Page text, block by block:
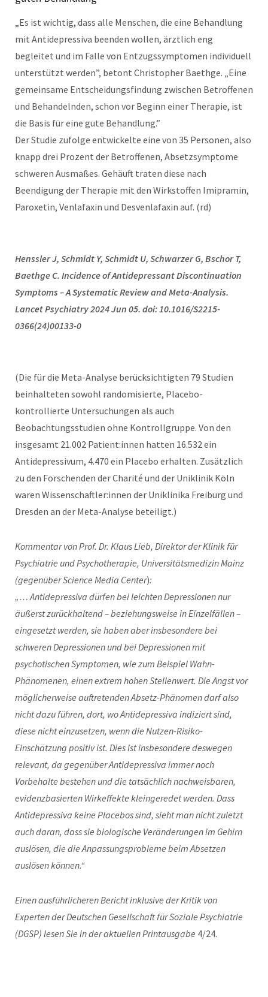
„Es ist wichtig, dass alle Menschen, die eine Behandlung
mit Antidepressiva beenden wollen, ärztlich eng
begleitet und im Falle von Entzugssymptomen individuell
unterstützt werden”, betont Christopher Baethge. „Eine
gemeinsame Entscheidungsfindung zwischen Betroffenen
und Behandelnden, schon vor Beginn einer Therapie, ist
die Basis für eine gute Behandlung.”
Der Studie zufolge entwickelte eine von 35 Personen, also
knapp drei Prozent der Betroffenen, Absetzsymptome
schweren Ausmaßes. Gehäuft traten diese nach
Beendigung der Therapie mit den Wirkstoffen Imipramin,
Paroxetin, Venlafaxin und Desvenlafaxin auf. (rd)
Henssler J, Schmidt Y, Schmidt U, Schwarzer G, Bschor T,
Baethge C. Incidence of Antidepressant Discontinuation
Symptoms – A Systematic Review and Meta-Analysis.
Lancet Psychiatry 2024 Jun 05. doi: 10.1016/S2215-
0366(24)00133-0
(Die für die Meta-Analyse berücksichtigten 79 Studien
beinhalteten sowohl randomisierte, Placebo-
kontrollierte Untersuchungen als auch
Beobachtungsstudien ohne Kontrollgruppe. Von den
insgesamt 21.002 Patient:innen hatten 16.532 ein
Antidepressivum, 4.470 ein Placebo erhalten. Zusätzlich
zu den Forschenden der Charité und der Uniklinik Köln
waren Wissenschaftler:innen der Uniklinika Freiburg und
Dresden an der Meta-Analyse beteiligt.)
Kommentar von Prof. Dr. Klaus Lieb, Direktor der Klinik für
Psychiatrie und Psychotherapie, Universitätsmedizin Mainz
(gegenüber Science Media Center):
„… Antidepressiva dürfen bei leichten Depressionen nur
äußerst zurückhaltend – beziehungsweise in Einzelfällen –
eingesetzt werden, sie haben aber insbesondere bei
schweren Depressionen und bei Depressionen mit
psychotischen Symptomen, wie zum Beispiel Wahn-
Phänomenen, einen extrem hohen Stellenwert. Die Angst vor
möglicherweise auftretenden Absetz-Phänomen darf also
nicht dazu führen, dort, wo Antidepressiva indiziert sind,
diese nicht einzusetzen, wenn die Nutzen-Risiko-
Einschätzung positiv ist. Dies ist insbesondere deswegen
relevant, da gegenüber Antidepressiva immer noch
Vorbehalte bestehen und die tatsächlich nachweisbaren,
evidenzbasierten Wirkeffekte kleingeredet werden. Dass
Antidepressiva keine Placebos sind, sieht man nicht zuletzt
auch daran, dass sie biologische Veränderungen im Gehirn
auslösen, die die Anpassungsprobleme beim Absetzen
auslösen können.“
Einen ausführlicheren Bericht inklusive der Kritik von
Experten der Deutschen Gesellschaft für Soziale Psychiatrie
(DGSP) lesen Sie in der aktuellen Printausgabe 4/24.